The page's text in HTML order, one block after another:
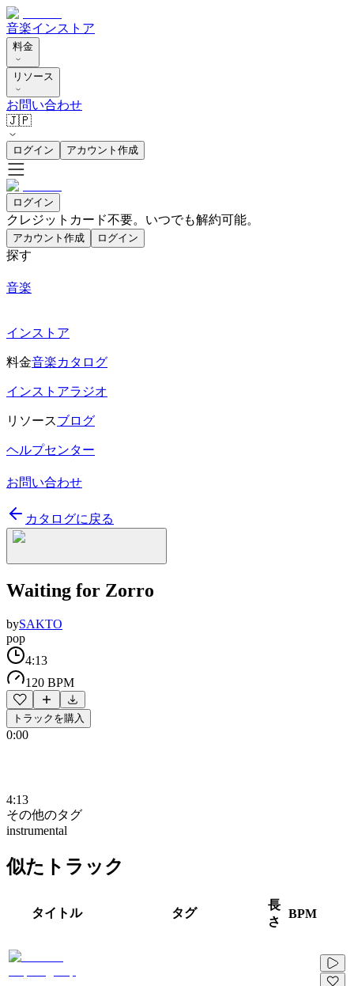
音楽インストア
料金
リソース
お問い合わせ
🇯🇵
ログイン アカウント作成
ログイン
クレジットカード不要。いつでも解約可能。
アカウント作成 ログイン
探す
音楽
インストア
料金音楽カタログ
インストアラジオ
リソースブログ
ヘルプセンター
お問い合わせ
カタログに戻る
Waiting for Zorro
bySAKTO
pop
4:13
120 BPM
トラックを購入
0:00
4:13
その他のタグ
instrumental
似たトラック
タイトル タグ
長
さ
BPM